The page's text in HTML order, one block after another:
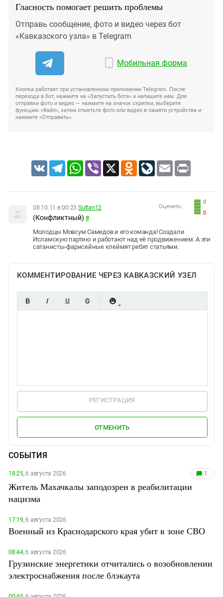
Гласность помогает решить проблемы
Отправь сообщение, фото и видео через бот
«Кавказского узла» в Telegram
Мобильная форма
Кнопка работает при установленном приложении Telegram. После
перехода в бот, нажмите на «Запустить бота» и напишите нам. Для
отправки фото и видео — нажмите на значок скрепки, выберите
функцию «Файл», затем отметьте фото или видео в памяти устройства и
нажмите «Отправить».
VK TelegramWhatsApp
Viber X Odnoklassniki
LiveJournal
Email Print
0
0
Оценить:
08.10.11 в 00:23 Sultan12
(Конфликтный) #
Молодцы Мовсум Самедов и его команда! Создали
Исламскую партию и работают над её продвижением. А эти
сатанисты-фарисейные клеймят ребят статьями.
КОММЕНТИРОВАНИЕ ЧЕРЕЗ КАВКАЗСКИЙ УЗЕЛ
РЕГИСТРАЦИЯ
ОТМЕНИТЬ
СОБЫТИЯ
18:25,6 августа 2026 1
Житель Махачкалы заподозрен в реабилитации
нацизма
17:19,6 августа 2026
Военный из Краснодарского края убит в зоне СВО
08:44,6 августа 2026
Грузинские энергетики отчитались о возобновлении
электроснабжения после блэкаута